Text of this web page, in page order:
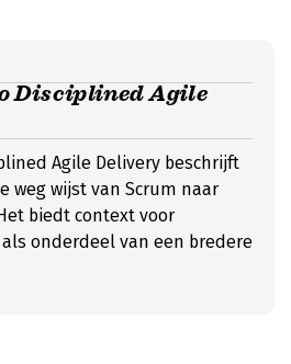
Disciplined Agile
Agile Delivery beschrijft
weg wijst van Scrum naar
biedt context voor
onderdeel van een bredere